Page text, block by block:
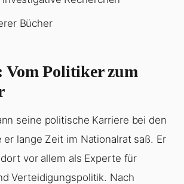
Bücher
Vom Politiker zum
seine politische Karriere bei den
er lange Zeit im Nationalrat saß. Er
vor allem als Experte für
Verteidigungspolitik. Nach